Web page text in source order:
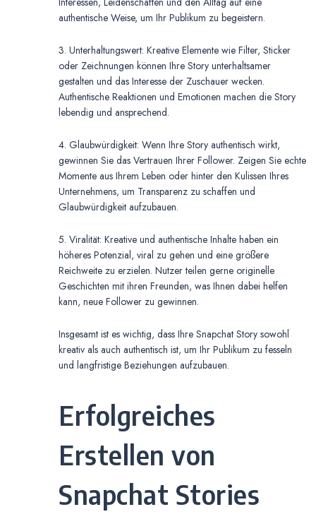
authentische Weise, um Ihr Publikum zu begeistern.
3. Unterhaltungswert: Kreative Elemente wie Filter, Sticker
oder Zeichnungen können Ihre Story unterhaltsamer
gestalten und das Interesse der Zuschauer wecken.
Authentische Reaktionen und Emotionen machen die Story
lebendig und ansprechend.
4. Glaubwürdigkeit: Wenn Ihre Story authentisch wirkt,
gewinnen Sie das Vertrauen Ihrer Follower. Zeigen Sie echte
Momente aus Ihrem Leben oder hinter den Kulissen Ihres
Unternehmens, um Transparenz zu schaffen und
Glaubwürdigkeit aufzubauen.
5. Viralität: Kreative und authentische Inhalte haben ein
höheres Potenzial, viral zu gehen und eine größere
Reichweite zu erzielen. Nutzer teilen gerne originelle
Geschichten mit ihren Freunden, was Ihnen dabei helfen
kann, neue Follower zu gewinnen.
Insgesamt ist es wichtig, dass Ihre Snapchat Story sowohl
kreativ als auch authentisch ist, um Ihr Publikum zu fesseln
und langfristige Beziehungen aufzubauen.
Erfolgreiches
Erstellen von
Snapchat Stories